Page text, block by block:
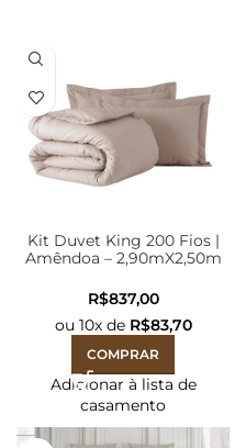
Kit Duvet King 200 Fios |
Amêndoa – 2,90mX2,50m
R$
ou 10x de R$83,70
COMPRAR
Adicionar à lista de
casamento